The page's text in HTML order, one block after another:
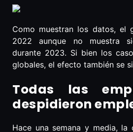
Como muestran los datos, el
2022 aunque no muestra
durante 2023. Si bien los
globales, el efecto también se
Todas las
despidieron
Hace una semana y media, la